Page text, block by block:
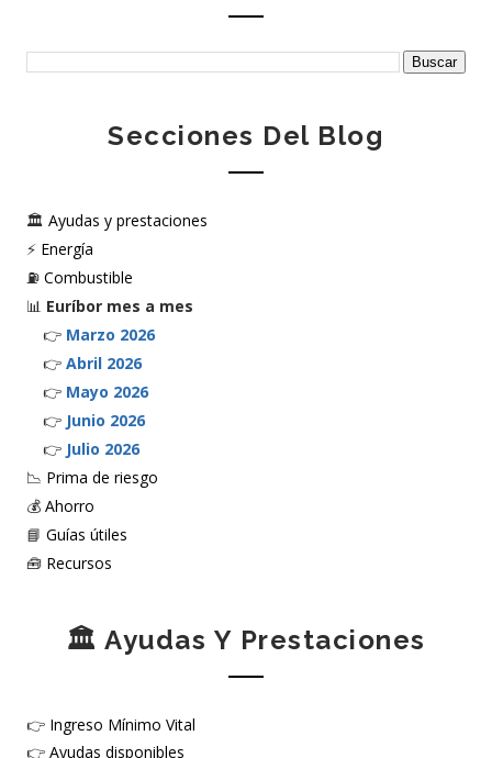
Secciones Del Blog
🏛️ Ayudas y prestaciones
⚡ Energía
⛽ Combustible
📊 Euríbor mes a mes
👉 Marzo 2026
👉 Abril 2026
👉 Mayo 2026
👉 Junio 2026
👉 Julio 2026
📉 Prima de riesgo
💰 Ahorro
📘 Guías útiles
🧰 Recursos
🏛️ Ayudas Y Prestaciones
👉 Ingreso Mínimo Vital
👉 Ayudas disponibles